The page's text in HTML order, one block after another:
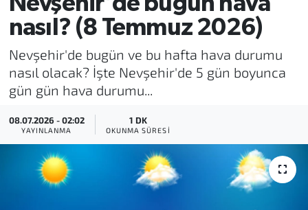
nasıl? (8 Temmuz 2026)
Nevşehir'de bugün ve bu hafta hava durumu
nasıl olacak? İşte Nevşehir'de 5 gün boyunca
gün gün hava durumu...
08.07.2026 - 02:02
YAYINLANMA
1 DK
OKUNMA SÜRESI
Trafik Durumu
Tüm Manşetler
Son Dakika Haberleri
Haber Arşivi